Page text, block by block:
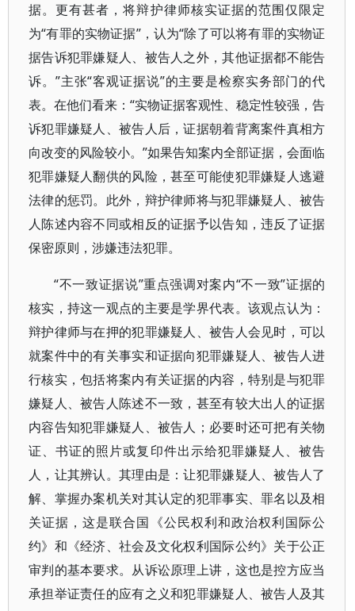
据。更有甚者，将辩护律师核实证据的范围仅限定
为“有罪的实物证据”，认为“除了可以将有罪的实物证
据告诉犯罪嫌疑人、被告人之外，其他证据都不能告
诉。”主张“客观证据说”的主要是检察实务部门的代
表。在他们看来：“实物证据客观性、稳定性较强，告
诉犯罪嫌疑人、被告人后，证据朝着背离案件真相方
向改变的风险较小。”如果告知案内全部证据，会面临
犯罪嫌疑人翻供的风险，甚至可能使犯罪嫌疑人逃避
法律的惩罚。此外，辩护律师将与犯罪嫌疑人、被告
人陈述内容不同或相反的证据予以告知，违反了证据
保密原则，涉嫌违法犯罪。
“不一致证据说”重点强调对案内“不一致”证据的
核实，持这一观点的主要是学界代表。该观点认为：
辩护律师与在押的犯罪嫌疑人、被告人会见时，可以
就案件中的有关事实和证据向犯罪嫌疑人、被告人进
行核实，包括将案内有关证据的内容，特别是与犯罪
嫌疑人、被告人陈述不一致，甚至有较大出人的证据
内容告知犯罪嫌疑人、被告人；必要时还可把有关物
证、书证的照片或复印件出示给犯罪嫌疑人、被告
人，让其辨认。其理由是：让犯罪嫌疑人、被告人了
解、掌握办案机关对其认定的犯罪事实、罪名以及相
关证据，这是联合国《公民权利和政治权利国际公
约》和《经济、社会及文化权利国际公约》关于公正
审判的基本要求。从诉讼原理上讲，这也是控方应当
承担举证责任的应有之义和犯罪嫌疑人、被告人及其